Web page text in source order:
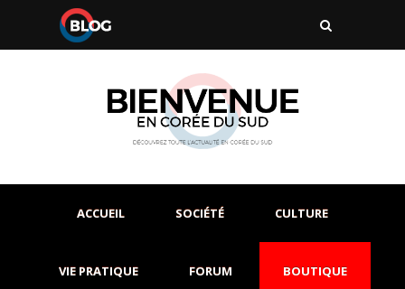
ACCUEIL SOCIÉTÉ CULTURE
VIE PRATIQUE FORUM BOUTIQUE